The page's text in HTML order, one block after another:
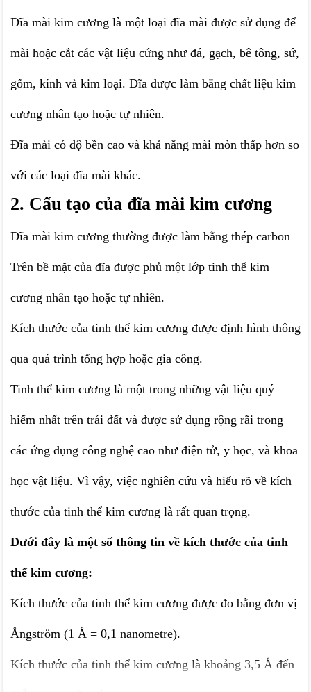
Đĩa mài kim cương là một loại đĩa mài được sử dụng để
mài hoặc cắt các vật liệu cứng như đá, gạch, bê tông, sứ,
gốm, kính và kim loại. Đĩa được làm bằng chất liệu kim
cương nhân tạo hoặc tự nhiên.
Đĩa mài có độ bền cao và khả năng mài mòn thấp hơn so
với các loại đĩa mài khác.
2. Cấu tạo của đĩa mài kim cương
Đĩa mài kim cương thường được làm bằng thép carbon
Trên bề mặt của đĩa được phủ một lớp tinh thể kim
cương nhân tạo hoặc tự nhiên.
Kích thước của tinh thể kim cương được định hình thông
qua quá trình tổng hợp hoặc gia công.
Tinh thể kim cương là một trong những vật liệu quý
hiếm nhất trên trái đất và được sử dụng rộng rãi trong
các ứng dụng công nghệ cao như điện tử, y học, và khoa
học vật liệu. Vì vậy, việc nghiên cứu và hiểu rõ về kích
thước của tinh thể kim cương là rất quan trọng.
Dưới đây là một số thông tin về kích thước của tinh
thể kim cương:
Kích thước của tinh thể kim cương được đo bằng đơn vị
Ångström (1 Å = 0,1 nanometre).
Kích thước của tinh thể kim cương là khoảng 3,5 Å đến